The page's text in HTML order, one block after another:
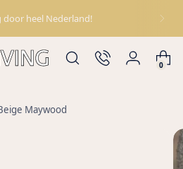
door heel Nederland!
0
Maywood